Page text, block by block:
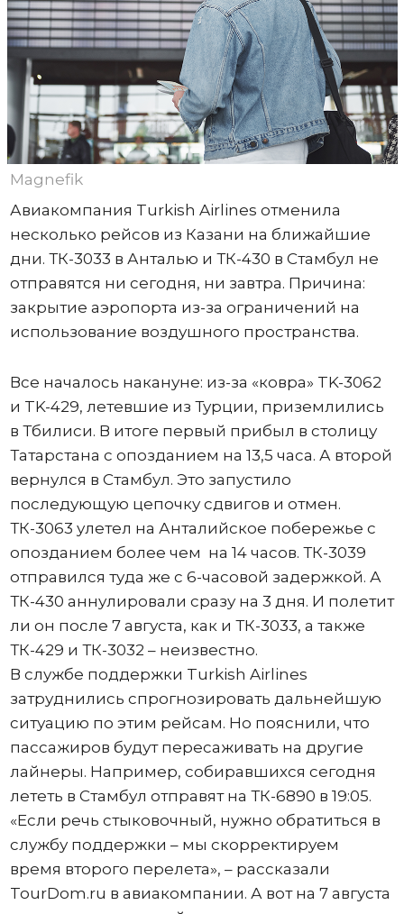
Magnefik
Авиакомпания Turkish Airlines отменила
несколько рейсов из Казани на ближайшие
дни. ТК-3033 в Анталью и ТК-430 в Стамбул не
отправятся ни сегодня, ни завтра. Причина:
закрытие аэропорта из-за ограничений на
использование воздушного пространства.
Все началось накануне: из-за «ковра» TK-3062
и TK-429, летевшие из Турции, приземлились
в Тбилиси. В итоге первый прибыл в столицу
Татарстана с опозданием на 13,5 часа. А второй
вернулся в Стамбул. Это запустило
последующую цепочку сдвигов и отмен.
ТК-3063 улетел на Анталийское побережье с
опозданием более чем на 14 часов. ТК-3039
отправился туда же с 6-часовой задержкой. А
ТК-430 аннулировали сразу на 3 дня. И полетит
ли он после 7 августа, как и ТК-3033, а также
ТК-429 и ТК-3032 – неизвестно.
В службе поддержки Turkish Airlines
затруднились спрогнозировать дальнейшую
ситуацию по этим рейсам. Но пояснили, что
пассажиров будут пересаживать на другие
лайнеры. Например, собиравшихся сегодня
лететь в Стамбул отправят на ТК-6890 в 19:05.
«Если речь стыковочный, нужно обратиться в
службу поддержки – мы скорректируем
время второго перелета», – рассказали
TourDоm.ru в авиакомпании. А вот на 7 августа